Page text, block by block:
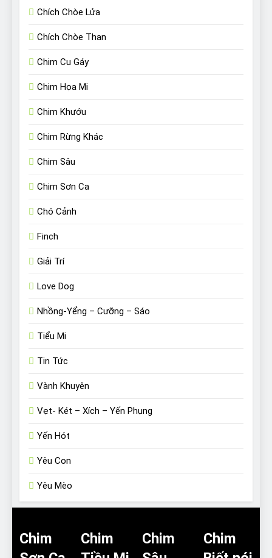
Chích Chòe Lửa
Chích Chòe Than
Chim Cu Gáy
Chim Họa Mi
Chim Khướu
Chim Rừng Khác
Chim Sâu
Chim Sơn Ca
Chó Cảnh
Finch
Giải Trí
Love Dog
Nhồng-Yểng – Cưỡng – Sáo
Tiểu Mi
Tin Tức
Vành Khuyên
Vẹt- Két – Xích – Yến Phụng
Yến Hót
Yêu Con
Yêu Mèo
Chim
Chim
Chim
Chim